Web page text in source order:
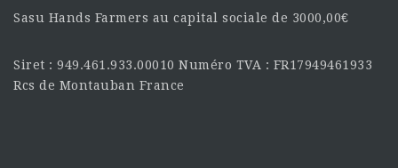
Sasu Hands Farmers au capital sociale de 3000,00€
Siret : 949.461.933.00010 Numéro TVA : FR17949461933
Rcs de Montauban France